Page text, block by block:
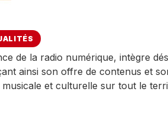
de la radio numérique, intègre
ainsi son offre de contenus et
et culturelle sur tout le